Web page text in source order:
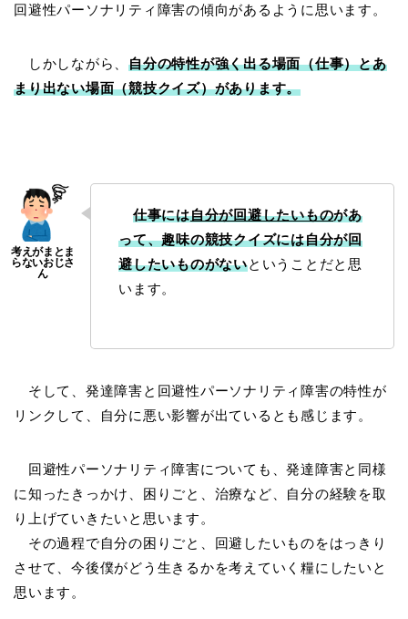
回避性パーソナリティ障害の傾向があるように思います。
しかしながら、自分の特性が強く出る場面（仕事）とあ
まり出ない場面（競技クイズ）があります。
仕事には自分が回避したいものがあ
って、趣味の競技クイズには自分が回
避したいものがないということだと思
います。
そして、発達障害と回避性パーソナリティ障害の特性が
リンクして、自分に悪い影響が出ているとも感じます。
回避性パーソナリティ障害についても、発達障害と同様
に知ったきっかけ、困りごと、治療など、自分の経験を取
り上げていきたいと思います。
その過程で自分の困りごと、回避したいものをはっきり
させて、今後僕がどう生きるかを考えていく糧にしたいと
思います。